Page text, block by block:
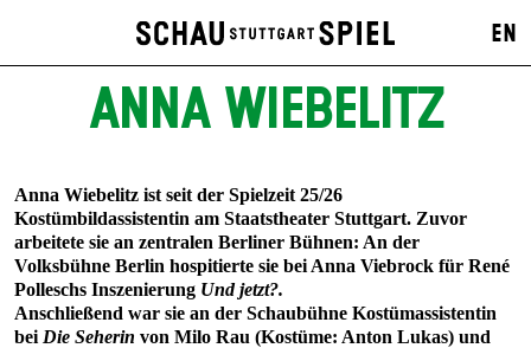
EN
ANNA WIEBELITZ
Anna Wiebelitz ist seit der Spielzeit 25/26
Kostümbildassistentin am Staatstheater Stuttgart. Zuvor
arbeitete sie an zentralen Berliner Bühnen: An der
Volksbühne Berlin hospitierte sie bei Anna Viebrock für René
Polleschs Inszenierung Und jetzt?.
Anschließend war sie an der Schaubühne Kostümassistentin
bei Die Seherin von Milo Rau (Kostüme: Anton Lukas) und